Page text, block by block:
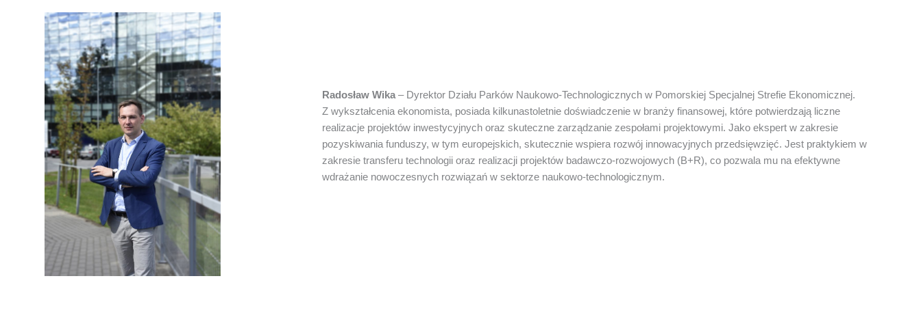
Radosław Wika – Dyrektor Działu Parków Naukowo-Technologicznych w Pomorskiej Specjalnej Strefie Ekonomicznej.
Z wykształcenia ekonomista, posiada kilkunastoletnie doświadczenie w branży finansowej, które potwierdzają liczne
realizacje projektów inwestycyjnych oraz skuteczne zarządzanie zespołami projektowymi. Jako ekspert w zakresie
pozyskiwania funduszy, w tym europejskich, skutecznie wspiera rozwój innowacyjnych przedsięwzięć. Jest praktykiem w
zakresie transferu technologii oraz realizacji projektów badawczo-rozwojowych (B+R), co pozwala mu na efektywne
wdrażanie nowoczesnych rozwiązań w sektorze naukowo-technologicznym.